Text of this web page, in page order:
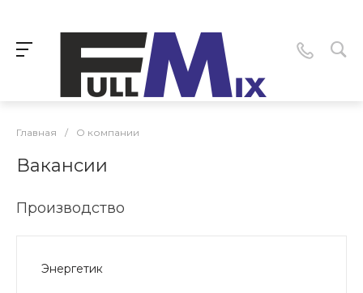
Главная / О компании
Вакансии
Производство
Энергетик